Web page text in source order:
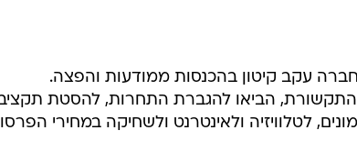
עקב קיטון בהכנסות ממודעות והפצה.
התקשורת, הביאו להגברת התחרות, להסטת
לטלוויזיה ולאינטרנט ולשחיקה במחירי